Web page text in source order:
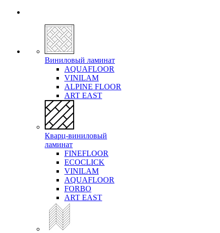
Виниловый ламинат
AQUAFLOOR
VINILAM
ALPINE FLOOR
ART EAST
Кварц-виниловый
ламинат
FINEFLOOR
ECOCLICK
VINILAM
AQUAFLOOR
FORBO
ART EAST